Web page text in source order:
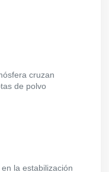
cruzan
de polvo
la estabilización